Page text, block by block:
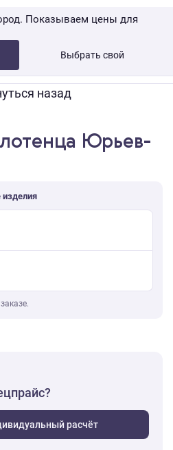
Показываем цены для
Выбрать свойРозница → WB
назад
Юрьев-
изделия
расчёт